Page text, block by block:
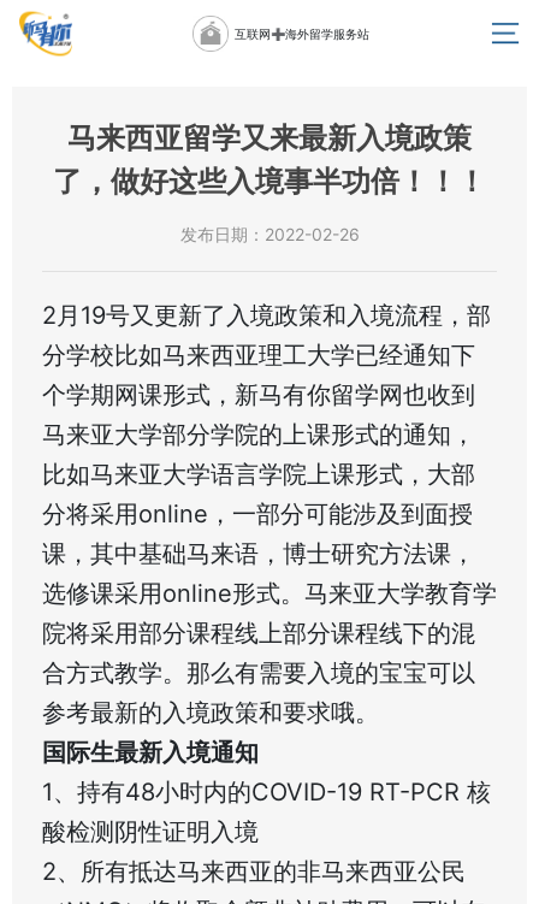
互联网➕海外留学服务站
马来西亚留学又来最新入境政策
了，做好这些入境事半功倍！！！
发布日期：2022-02-26
2月19号又更新了入境政策和入境流程，部
分学校比如马来西亚理工大学已经通知下
个学期网课形式，新马有你留学网也收到
马来亚大学部分学院的上课形式的通知，
比如马来亚大学语言学院上课形式，大部
分将采用online，一部分可能涉及到面授
课，其中基础马来语，博士研究方法课，
选修课采用online形式。马来亚大学教育学
院将采用部分课程线上部分课程线下的混
合方式教学。那么有需要入境的宝宝可以
参考最新的入境政策和要求哦。
国际生最新入境通知
1、持有48小时内的COVID-19 RT-PCR 核
酸检测阴性证明入境
2、所有抵达马来西亚的非马来西亚公民